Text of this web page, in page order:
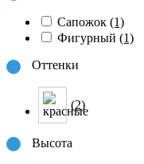
Сапожок (1)
Фигурный (1)
Оттенки
(2)
Высота